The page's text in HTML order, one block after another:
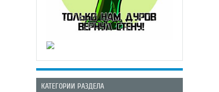
КАТЕГОРИИ РАЗДЕЛА